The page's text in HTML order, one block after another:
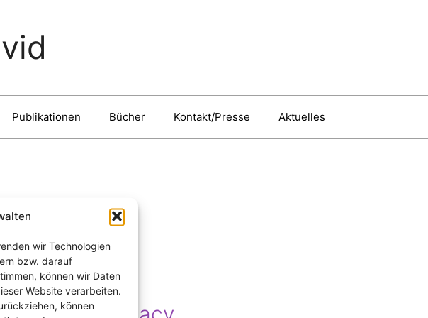
wir Technologien
bzw. darauf
können wir Daten
Website verarbeiten.
können
Publikationen Bücher Kontakt/Presse Aktuelles